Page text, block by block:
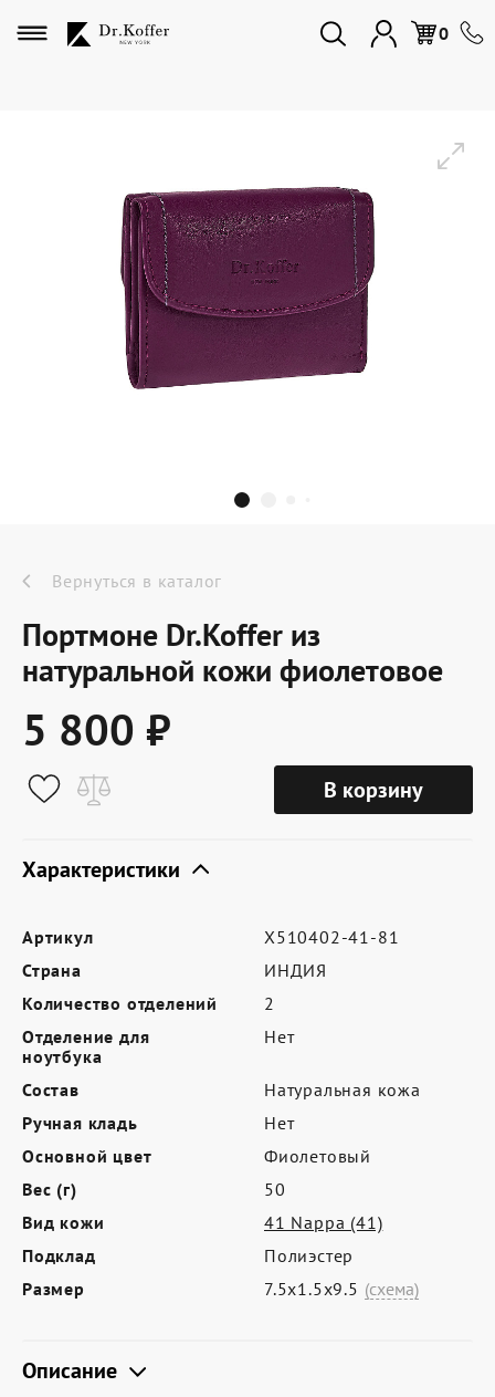
0
Избранное
Мужская коллекция
Женская коллекция
Подарки и сувениры
Dr.Koffer Outlet
Новинки
Акции
О компании
Условия доставки
Сертификат Dr.Koffer
Где купить
Партнерам
Контакты
Программа лояльности
Политика обработки персональных
данных
Вернуться в каталог
Портмоне Dr.Koffer из
натуральной кожи фиолетовое
5 800 ₽
В корзину
Характеристики
Артикул
X510402-41-81
Страна
ИНДИЯ
Количество отделений
2
Отделение для
ноутбука
Нет
Состав
Натуральная кожа
Ручная кладь
Нет
Основной цвет
Фиолетовый
Вес (г)
50
Вид кожи
41 Nappa (41)
Подклад
Полиэстер
Размер
7.5х1.5х9.5 (схема)
Описание